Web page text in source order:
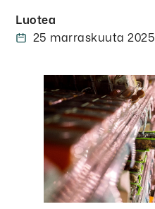
Luotea
25 marraskuuta 2025